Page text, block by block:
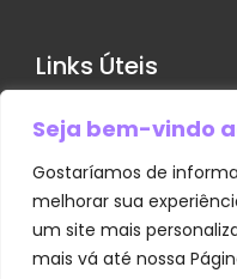
Seja bem-vindo
Gostaríamos de
melhorar sua
um site mais
mais vá até nossa
Links Úteis
Contato
Política de Privacidade
Sobre Nós
Termos e Condições